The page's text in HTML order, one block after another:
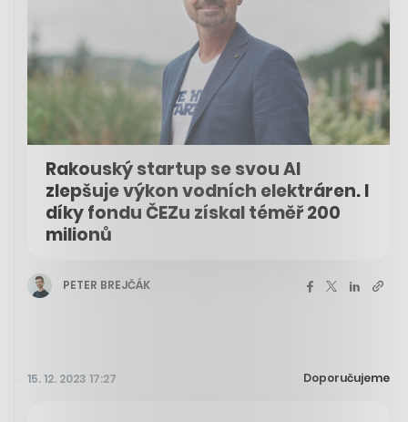
Rakouský startup se svou AI
zlepšuje výkon vodních elektráren. I
díky fondu ČEZu získal téměř 200
milionů
PETER BREJČÁK
15. 12. 2023 17:27 Doporučujeme